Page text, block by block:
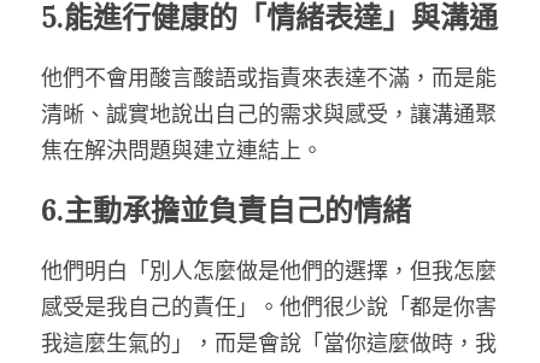
5.能進行健康的「情緒表達」與溝通
他們不會用酸言酸語或指責來表達不滿，而是能
清晰、誠實地說出自己的需求與感受，讓溝通聚
焦在解決問題與建立連結上。
6.主動承擔並負責自己的情緒
他們明白「別人怎麼做是他們的選擇，但我怎麼
感受是我自己的責任」。他們很少說「都是你害
我這麼生氣的」，而是會說「當你這麼做時，我